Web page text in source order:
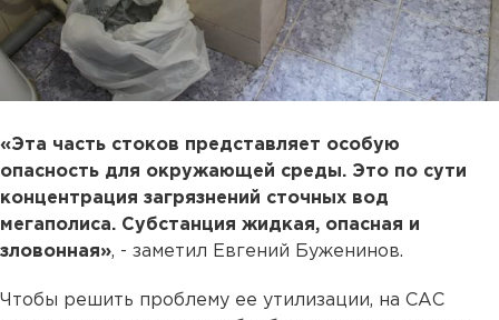
«Эта часть стоков представляет особую
опасность для окружающей среды. Это по сути
концентрация загрязнений сточных вод
мегаполиса. Субстанция жидкая, опасная и
зловонная», - заметил Евгений Буженинов.
Чтобы решить проблему ее утилизации, на САС